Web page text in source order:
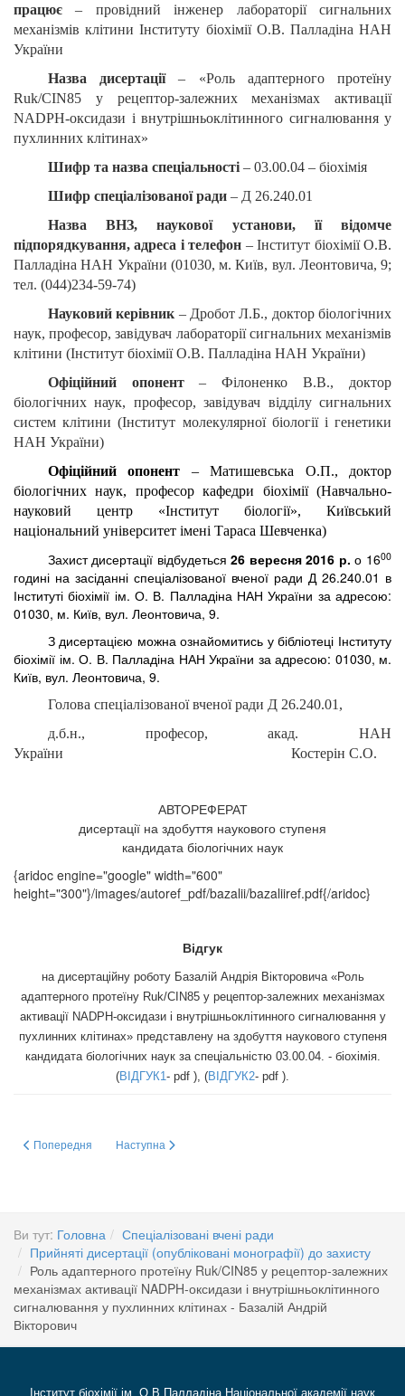
працює – провідний інженер лабораторії сигнальних
механізмів клітини Інституту біохімії О.В. Палладіна НАН
України
Назва дисертації– «Роль адаптерного протеїну
Ruk/CIN85 у рецептор-залежних механізмах активації
NADPH-оксидази і внутрішньоклітинного сигналювання у
пухлинних клітинах»
Шифр та назва спеціальності– 03.00.04 – біохімія
Шифр спеціалізованої ради– Д 26.240.01
Назва ВНЗ, наукової установи, її відомче
підпорядкування, адреса і телефон – Інститут біохімії О.В.
Палладіна НАН України (01030, м. Київ, вул. Леонтовича, 9;
тел. (044)234-59-74)
Науковий керівник – Дробот Л.Б., доктор біологічних
наук, професор, завідувач лабораторії сигнальних механізмів
клітини (Інститут біохімії О.В. Палладіна НАН України)
Офіційний опонент– Філоненко В.В., доктор
біологічних наук, професор, завідувач відділу сигнальних
систем клітини (Інститут молекулярної біології і генетики
НАН України)
Офіційний опонент – Матишевська О.П., доктор
біологічних наук, професор кафедри біохімії (Навчально-
науковий центр «Інститут біології», Київський
національний університет імені Тараса Шевченка)
Захист дисертації відбудеться26 вересня 2016 р. о 1600
годині на засіданні спеціалізованої вченої ради Д 26.240.01 в
Інституті біохімії ім. О. В. Палладіна НАН України за адресою:
01030, м. Київ, вул. Леонтовича, 9.
З дисертацією можна ознайомитись у бібліотеці Інституту
біохімії ім. О. В. Палладіна НАН України за адресою: 01030, м.
Київ, вул. Леонтовича, 9.
Голова спеціалізованої вченої ради Д 26.240.01,
д.б.н., професор, акад. НАН
України Костерін С.О.
АВТОРЕФЕРАТ
дисертації на здобуття наукового ступеня
кандидата біологічних наук
{aridoc engine="google" width="600"
height="300"}/images/autoref_pdf/bazalii/bazaliiref.pdf{/aridoc}
Відгук
на дисертаційну роботу Базалій Андрія Вікторовича «Роль
адаптерного протеїну Ruk/CIN85 у рецептор-залежних механізмах
активації NADPH-оксидази і внутрішньоклітинного сигналювання у
пухлинних клітинах»представлену на здобуття наукового ступеня
кандидата біологічних наук за спеціальністю 03.00.04. - біохімія.
(ВІДГУК1 - pdf ), (ВІДГУК2- pdf ).
Попередня стаття: Особливості розвитку і корегування оксидативно-
Попередня Наступна стаття: Участь альдегідів у розвитку
Наступна
Ви тут: Головна
Спеціалізовані вчені ради
Прийняті дисертації (опубліковані монографії) до захисту
Роль адаптерного протеїну Ruk/CIN85 у рецептор-залежних
механізмах активації NADPH-оксидази і внутрішньоклітинного
сигналювання у пухлинних клітинах - Базалій Андрій
Вікторович
Інститут біохімії ім. О.В Палладіна Національної академії наук